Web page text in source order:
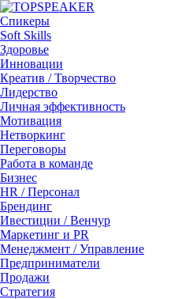
Спикеры
Soft Skills
Здоровье
Инновации
Креатив / Творчество
Лидерство
Личная эффективность
Мотивация
Нетворкинг
Переговоры
Работа в команде
Бизнес
HR / Персонал
Брендинг
Ивестиции / Венчур
Маркетинг и PR
Менеджмент / Управление
Предприниматели
Продажи
Стратегия